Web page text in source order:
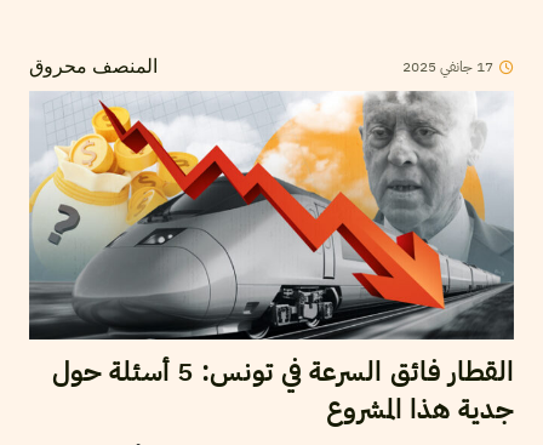
المنصف محروق 17 جانفي 2025
القطار فائق السرعة في تونس: 5 أسئلة حول
جدية هذا المشروع